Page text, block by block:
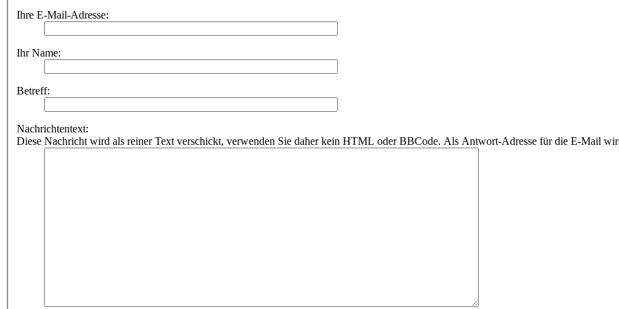
Ihre E-Mail-Adresse:
Ihr Name:
Betreff:
Nachrichtentext:
Diese Nachricht wird als reiner Text verschickt, verwenden Sie daher kein HTML oder BBCode. Als Antwort-Adresse für die E-Mail